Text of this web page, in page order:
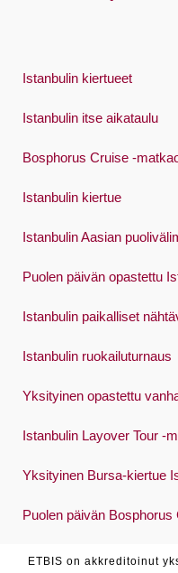
Istanbulin kiertueet
Istanbulin itse aikataulu
Bosphorus Cruise -
Istanbulin kiertue
Istanbulin Aasian
Puolen päivän opastettu
Istanbulin paikalliset
Istanbulin ruokailuturnaus
Yksityinen opastettu
Istanbulin Layover Tour -
Yksityinen Bursa-kiertue
Puolen päivän Bosphorus
ETBIS on akkreditoinut